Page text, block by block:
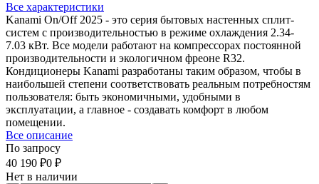
Все характеристики
Kanami On/Off 2025 - это серия бытовых настенных сплит-
систем с производительностью в режиме охлаждения 2.34-
7.03 кВт. Все модели работают на компрессорах постоянной
производительности и экологичном фреоне R32.
Кондиционеры Kanami разработаны таким образом, чтобы в
наибольшей степени соответствовать реальным потребностям
пользователя: быть экономичными, удобными в
эксплуатации, а главное - создавать комфорт в любом
помещении.
Все описание
По запросу
40 190 ₽0 ₽
Нет в наличии